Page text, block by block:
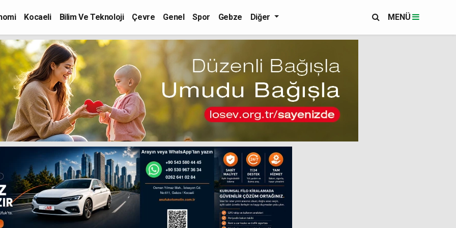
Kocaeli Bilim Ve Teknoloji Çevre Genel Spor Gebze Diğer MENÜ